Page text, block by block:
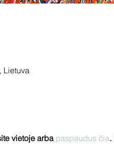
Lietuva
vietoje arba paspaudus čia.